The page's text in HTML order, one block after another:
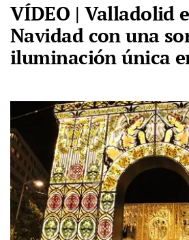
VÍDEO | Valladolid
Navidad con una
iluminación única